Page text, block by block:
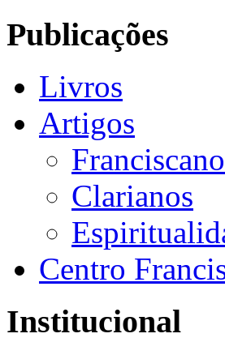
Publicações
Livros
Artigos
Clarianos
Centro
Institucional